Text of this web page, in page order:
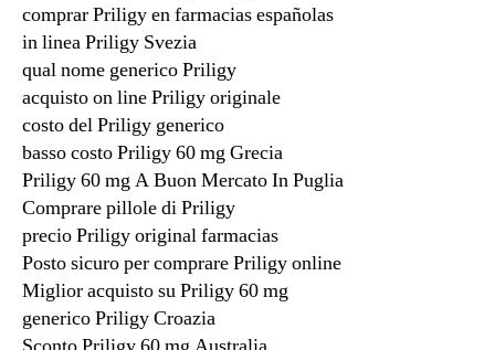
comprar Priligy en farmacias españolas
in linea Priligy Svezia
qual nome generico Priligy
acquisto on line Priligy originale
costo del Priligy generico
basso costo Priligy 60 mg Grecia
Priligy 60 mg A Buon Mercato In Puglia
Comprare pillole di Priligy
precio Priligy original farmacias
Posto sicuro per comprare Priligy online
Miglior acquisto su Priligy 60 mg
generico Priligy Croazia